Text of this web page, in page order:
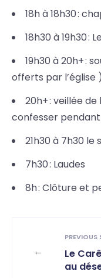
18h à 18h30 :
18h30 à 19h30 :
19h30 à 20h+ :
offerts par l’église )
20h+ : veillée
confesser
21h30 à 7h30 le
7h30 : Laudes
8h : Clôture et
←
PREVIOUS
Le
au